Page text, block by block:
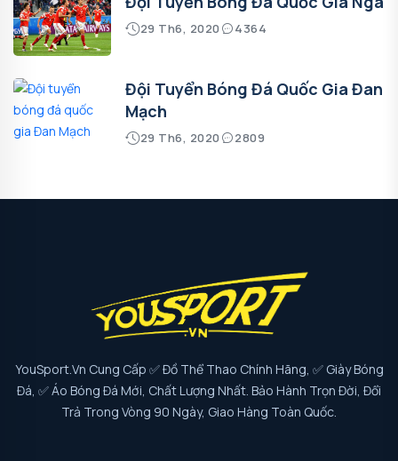
29 Th6, 2020 4364
Đội Tuyển Bóng Đá Quốc Gia Đan
Mạch
29 Th6, 2020 2809
YouSport.vn Cung Cấp ✅ Đồ Thể Thao Chính Hãng, ✅ Giày Bóng
Đá, ✅ Áo Bóng Đá Mới, Chất Lượng Nhất. Bảo Hành Trọn Đời, Đổi
Trả Trong Vòng 90 Ngày, Giao Hàng Toàn Quốc.